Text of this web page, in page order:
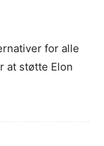
for alle
at støtte Elon